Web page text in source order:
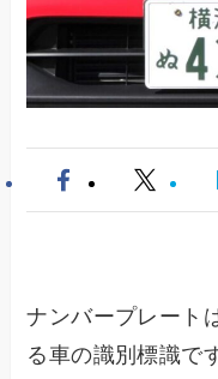
ナンバープレート
る車の識別標識で